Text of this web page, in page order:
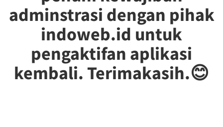
adminstrasi dengan pihak
indoweb.id untuk
pengaktifan aplikasi
kembali. Terimakasih.😊